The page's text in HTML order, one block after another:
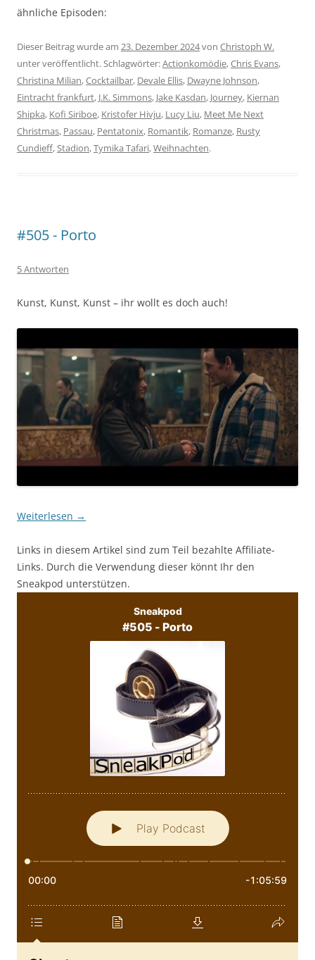
ähnliche Episoden:
Dieser Beitrag wurde am 23. Dezember 2024von Christoph W.
unter veröffentlicht. Schlagwörter:Actionkomödie,Chris Evans,
Christina Milian,Cocktailbar, Devale Ellis, Dwayne Johnson,
Eintracht frankfurt, J.K. Simmons, Jake Kasdan, Journey, Kiernan
Shipka, Kofi Siriboe, Kristofer Hivju, Lucy Liu, Meet Me Next
Christmas, Passau, Pentatonix, Romantik, Romanze, Rusty
Cundieff, Stadion,Tymika Tafari,Weihnachten.
#505 - Porto
5 Antworten
Kunst, Kunst, Kunst – ihr wollt es doch auch!
Weiterlesen →
Links in diesem Artikel sind zum Teil bezahlte Affiliate-
Links. Durch die Verwendung dieser könnt Ihr den
Sneakpod unterstützen.